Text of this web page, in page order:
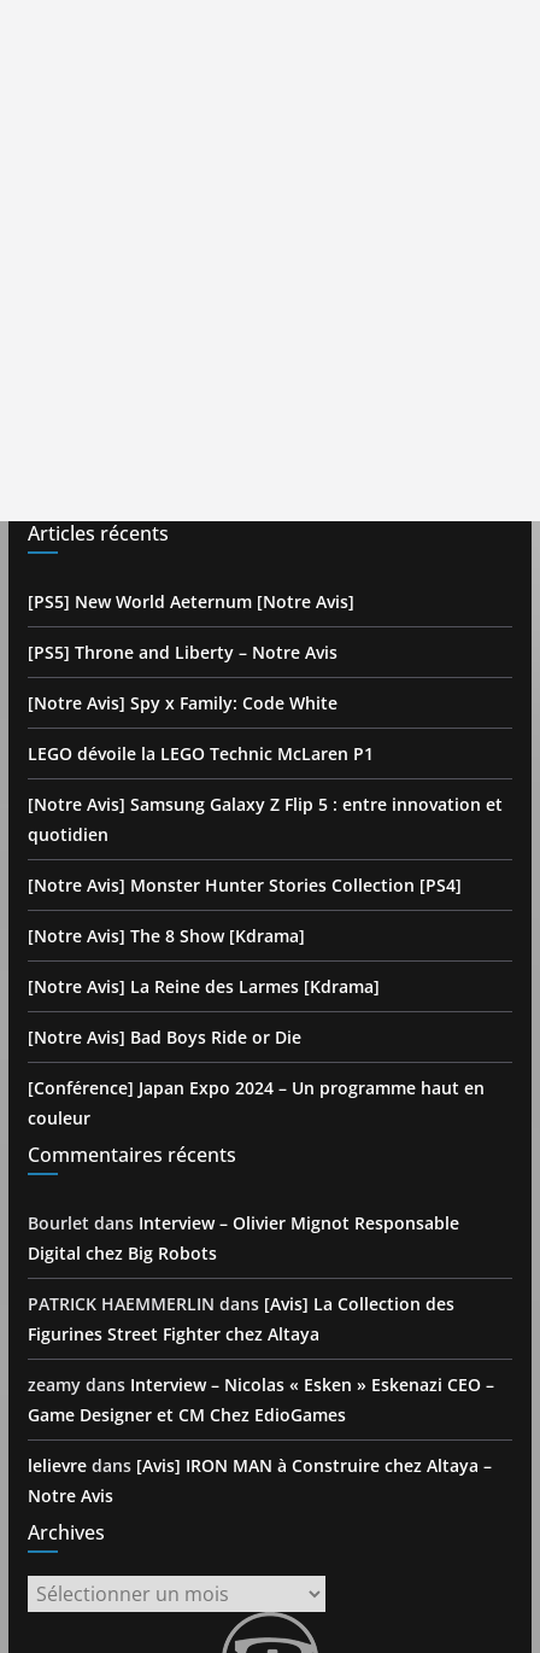
Articles récents
[PS5] New World Aeternum [Notre Avis]
[PS5] Throne and Liberty – Notre Avis
[Notre Avis] Spy x Family: Code White
LEGO dévoile la LEGO Technic McLaren P1
[Notre Avis] Samsung Galaxy Z Flip 5 : entre innovation et
quotidien
[Notre Avis] Monster Hunter Stories Collection [PS4]
[Notre Avis] The 8 Show [Kdrama]
[Notre Avis] La Reine des Larmes [Kdrama]
[Notre Avis] Bad Boys Ride or Die
[Conférence] Japan Expo 2024 – Un programme haut en
couleur
Commentaires récents
Bourlet dans Interview – Olivier Mignot Responsable
Digital chez Big Robots
PATRICK HAEMMERLIN dans [Avis] La Collection des
Figurines Street Fighter chez Altaya
zeamydans Interview – Nicolas « Esken » Eskenazi CEO –
Game Designer et CM Chez EdioGames
lelievredans [Avis] IRON MAN à Construire chez Altaya –
Notre Avis
Archives
Archives